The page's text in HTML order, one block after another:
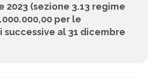
2023 (sezione 3.13 regime
per le
successive al 31 dicembre